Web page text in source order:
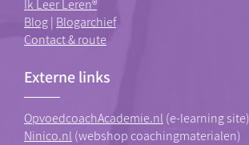
Ik Leer Leren®
Blog| Blogarchief
Contact & route
Externe links
OpvoedcoachAcademie.nl (e-learning site)
Ninico.nl (webshop coachingmaterialen)